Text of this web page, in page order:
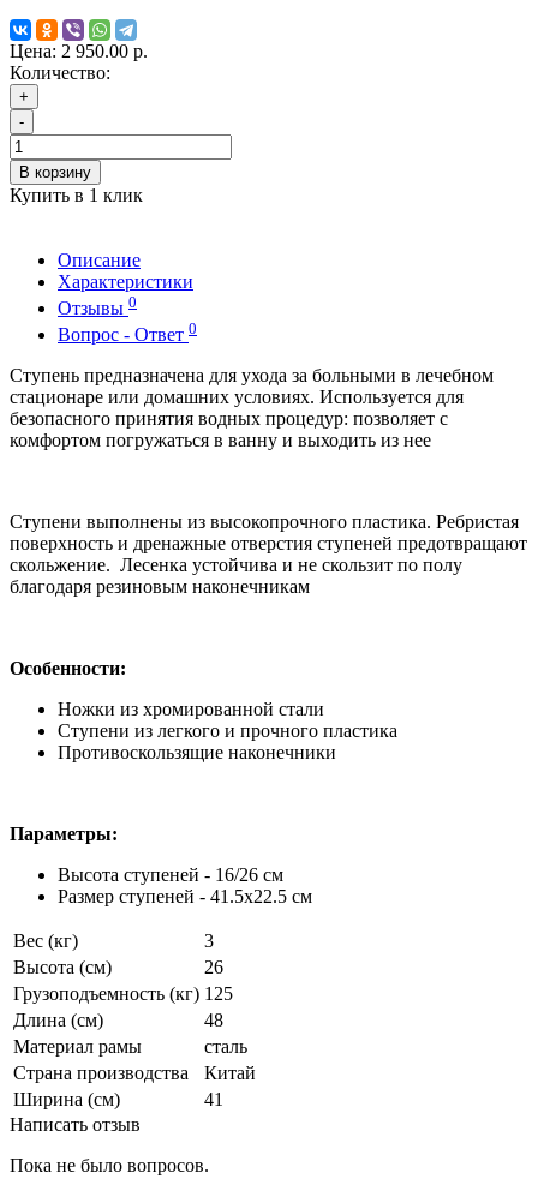
Цена: 2 950.00 р.
Количество:
+
-
В корзину
Купить в 1 клик
Описание
Характеристики
Отзывы 0
Вопрос - Ответ 0
Cтупень предназначена для ухода за больными в лечебном
стационаре или домашних условиях. Используется для
безопасного принятия водных процедур: позволяет с
комфортом погружаться в ванну и выходить из нее
Ступени выполнены из высокопрочного пластика. Ребристая
поверхность и дренажные отверстия ступеней предотвращают
скольжение. Лесенка устойчива и не скользит по полу
благодаря резиновым наконечникам
Особенности:
Ножки из хромированной стали
Ступени из легкого и прочного пластика
Противоскользящие наконечники
Параметры:
Высота ступеней - 16/26 см
Размер ступеней - 41.5х22.5 см
Вес (кг)
3
Высота (см)
26
Грузоподъемность (кг) 125
Длина (см)
48
Материал рамы
сталь
Страна производства
Китай
Ширина (см)
41
Написать отзыв
Пока не было вопросов.